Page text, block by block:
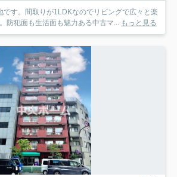
です。間取りが1LDKなのでリビングで広々と楽
防犯面も生活面も魅力ある中古マ... もっと見る